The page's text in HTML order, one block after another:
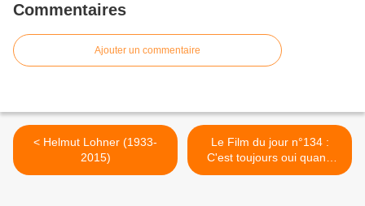
Commentaires
Ajouter un commentaire
< Helmut Lohner (1933-
2015)
Le Film du jour n°134 :
C'est toujours oui quand
elles disent non >